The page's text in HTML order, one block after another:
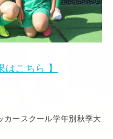
こちら 】
ースクール学年別秋季大